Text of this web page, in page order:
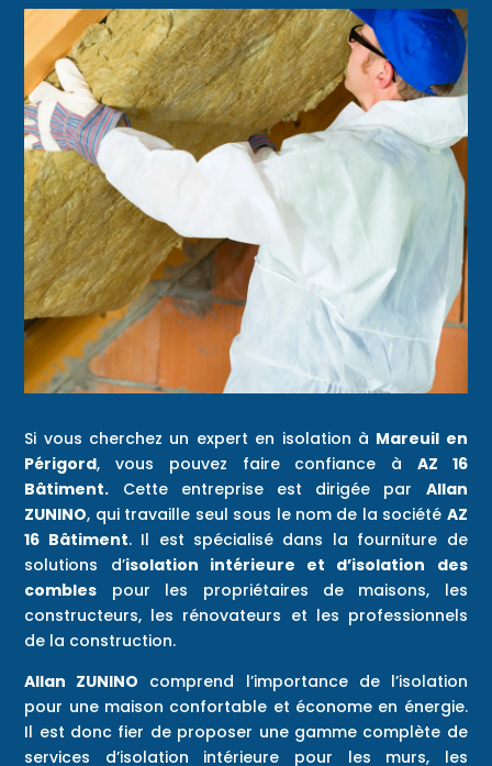
Si vous cherchez un expert en isolation à Mareuil en
Périgord, vous pouvez faire confiance à AZ 16
Bâtiment. Cette entreprise est dirigée par Allan
ZUNINO, qui travaille seul sous le nom de la société AZ
16 Bâtiment. Il est spécialisé dans la fourniture de
solutions d’isolation intérieure et d’isolation des
combles pour les propriétaires de maisons, les
constructeurs, les rénovateurs et les professionnels
de la construction.
Allan ZUNINO comprend l’importance de l’isolation
pour une maison confortable et économe en énergie.
Il est donc fier de proposer une gamme complète de
services d’isolation intérieure pour les murs, les